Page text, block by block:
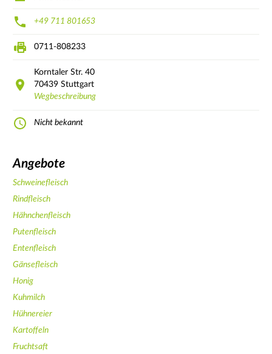
+49 711 801653
0711-808233
Korntaler Str. 40
70439 Stuttgart
Wegbeschreibung
Nicht bekannt
Angebote
Schweinefleisch
Rindfleisch
Hähnchenfleisch
Putenfleisch
Entenfleisch
Gänsefleisch
Honig
Kuhmilch
Hühnereier
Kartoffeln
Fruchtsaft